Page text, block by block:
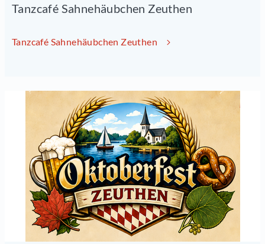
Tanzcafé Sahnehäubchen Zeuthen
Tanzcafé Sahnehäubchen Zeuthen